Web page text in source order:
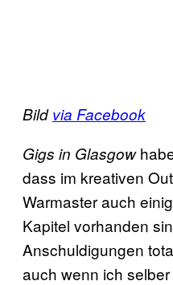
Bildvia Facebook
Gigs in Glasgow
dass im kreativen
Warmaster auch
Kapitel vorhanden
Anschuldigungen
auch wenn ich